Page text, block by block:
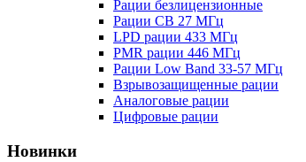
Рации безлицензионные
Рации CB 27 МГц
LPD рации 433 МГц
PMR рации 446 МГц
Рации Low Band 33-57 МГц
Взрывозащищенные рации
Аналоговые рации
Цифровые рации
Новинки